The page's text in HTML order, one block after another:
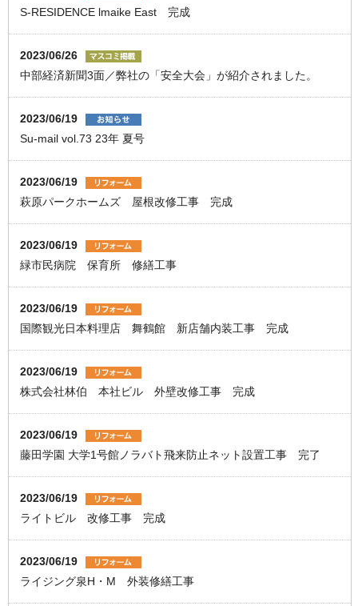
S-RESIDENCE lmaike East 完成
2023/06/26
中部経済新聞3面／弊社の「安全大会」が紹介されました。
2023/06/19
Su-mail vol.73 23年 夏号
2023/06/19
萩原パークホームズ 屋根改修工事 完成
2023/06/19
緑市民病院 保育所 修繕工事
2023/06/19
国際観光日本料理店 舞鶴館 新店舗内装工事 完成
2023/06/19
株式会社林伯 本社ビル 外壁改修工事 完成
2023/06/19
藤田学園 大学1号館ノラバト飛来防止ネット設置工事 完了
2023/06/19
ライトビル 改修工事 完成
2023/06/19
ライジング泉H・M 外装修繕工事